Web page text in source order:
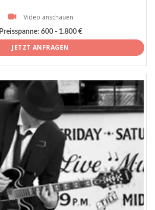
Video anschauen
Preisspanne: 600 - 1.800 €
JETZT ANFRAGEN